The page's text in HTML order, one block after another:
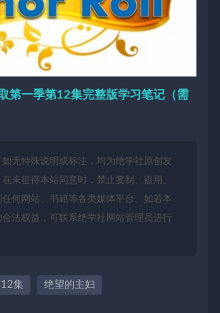
第一季第12集完整版学习笔记（需
无特殊说明或标注，均为绝学社原创发
未征得本站同意时，禁止复制、盗用、
何网站、书籍等各类媒体平台。如若本
法权益，可联系绝学社网站管理员进行
集 绝望的主妇